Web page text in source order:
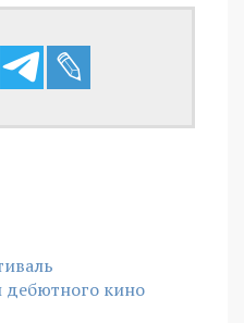
дебютного кино